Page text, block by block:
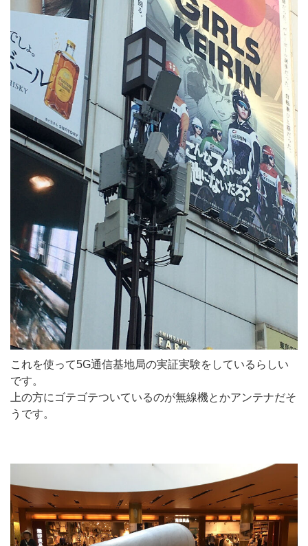
これを使って5G通信基地局の実証実験をしているらしい
です。
上の方にゴテゴテついているのが無線機とかアンテナだそ
うです。